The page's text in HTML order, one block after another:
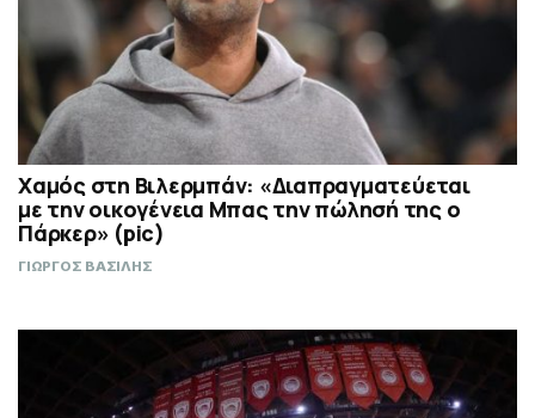
Χαμός στη Βιλερμπάν: «Διαπραγματεύεται
με την οικογένεια Μπας την πώλησή της ο
Πάρκερ» (pic)
ΓΙΩΡΓΟΣ ΒΑΣΙΛΗΣ